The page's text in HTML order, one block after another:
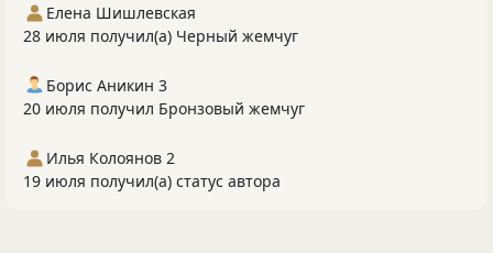
Елена Шишлевская
28 июля получил(а) Черный жемчуг
Борис Аникин 3
20 июля получил Бронзовый жемчуг
Илья Колоянов 2
19 июля получил(а) статус автора